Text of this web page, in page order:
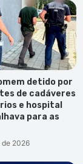
detido por
de cadáveres
e hospital
para as
de 2026